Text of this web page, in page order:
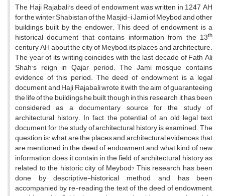
The Haji Rajabali's deed of endowment was written in 1247 AH
for the winter Shabistan of the Masjid-i Jami of Meybod and other
buildings built by the endower. This deed of endowment is a
historical document that contains information from the 13th
century AH about the city of Meybod, its places and architecture.
The year of its writing coincides with the last decade of Fath Ali
Shah's reign in Qajar period. The Jami mosque contains
evidence of this period. The deed of endowment is a legal
document and Haji Rajabali wrote it with the aim of guaranteeing
the life of the buildings he built, though in this research, it has been
considered as a documentary source for the study of
architectural history. In fact, the potential of an old legal text
document for the study of architectural history is examined. The
question is: what are the places and architectural evidences that
are mentioned in the deed of endowment and what kind of new
information does it contain in the field of architectural history as
related to the historic city of Meybod? This research has been
done by descriptive-historical method, and has been
accompanied by re-reading the text of the deed of endowment,